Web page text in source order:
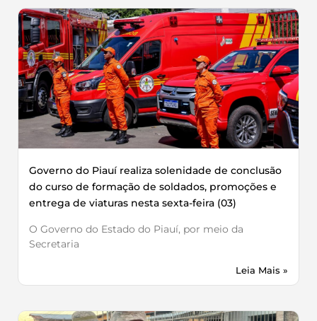
Governo do Piauí realiza solenidade de conclusão
do curso de formação de soldados, promoções e
entrega de viaturas nesta sexta-feira (03)
O Governo do Estado do Piauí, por meio da
Secretaria
Leia Mais »